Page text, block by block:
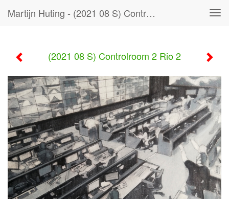
Martijn Huting - (2021 08 S) Controlroom 2 Rio 2
(2021 08 S) Controlroom 2 Rio 2